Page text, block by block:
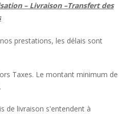
– Livraison –Transfert des
prestations, les délais sont
Taxes. Le montant minimum de
de livraison s'entendent à